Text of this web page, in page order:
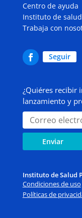
Centro de ayuda
Instituto de
Trabaja con
Seguir
¿Quiéres recibir
lanzamiento y
Enviar
Instituto de Salud
Condiciones de uso
Políticas de